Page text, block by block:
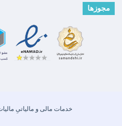
مجوزها
خدمات مالی و مالیاتیِ